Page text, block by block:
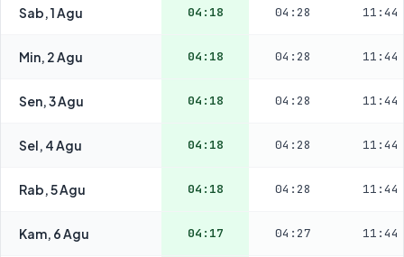
Sab, 1 Agu 04:18 04:28 11:44
Min, 2 Agu 04:18 04:28 11:44
Sen, 3 Agu 04:18 04:28 11:44
Sel, 4 Agu 04:18 04:28 11:44
Rab, 5 Agu 04:18 04:28 11:44
Kam, 6 Agu 04:17 04:27 11:44